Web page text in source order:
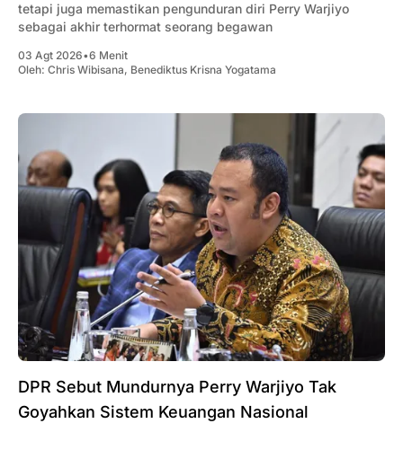
tetapi juga memastikan pengunduran diri Perry Warjiyo
sebagai akhir terhormat seorang begawan
03 Agt 2026•6 Menit
Oleh: Chris Wibisana, Benediktus Krisna Yogatama
DPR Sebut Mundurnya Perry Warjiyo Tak
Goyahkan Sistem Keuangan Nasional